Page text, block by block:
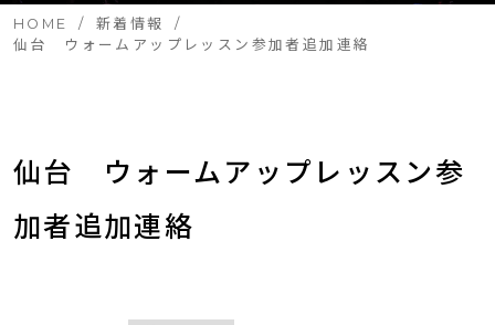
HOME
新着情報
仙台 ウォームアップレッスン参加者追加連絡
仙台　ウォームアップレッスン参
加者追加連絡